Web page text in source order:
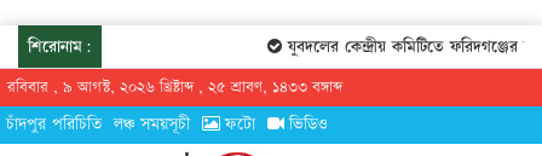
শিরোনাম: যুবদলের কেন্দ্রীয় কমিটিতে ফরিদগঞ্জের
রবিবার , ৯ আগস্ট, ২০২৬ খ্রিষ্টাব্দ , ২৫ শ্রাবণ, ১৪৩৩ বঙ্গাব্দ
চাঁদপুর পরিচিতি লঞ্চ সময়সূচী ফটো ভিডিও